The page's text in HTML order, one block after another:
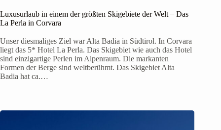
Luxusurlaub in einem der größten Skigebiete der Welt – Das
La Perla in Corvara
Unser diesmaliges Ziel war Alta Badia in Südtirol. In Corvara
liegt das 5* Hotel La Perla. Das Skigebiet wie auch das Hotel
sind einzigartige Perlen im Alpenraum. Die markanten
Formen der Berge sind weltberühmt. Das Skigebiet Alta
Badia hat ca.…